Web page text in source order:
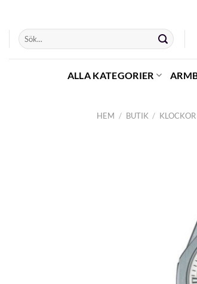
content
Sök
efter:
ALLA KATEGORIER
HEM / BUTIK / KLOCKOR